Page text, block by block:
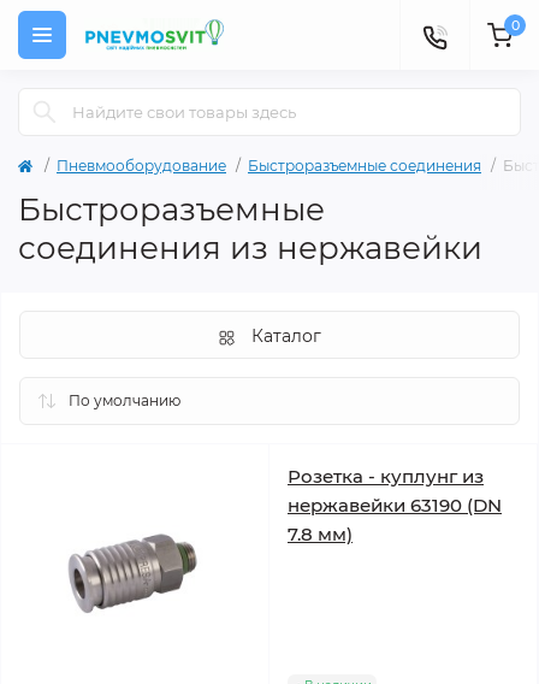
0
Пневмооборудование Быстроразъемные соединения
Быстроразъемные
соединения из нержавейки
Каталог
Розетка - куплунг из
нержавейки 63190 (DN
7.8 мм)